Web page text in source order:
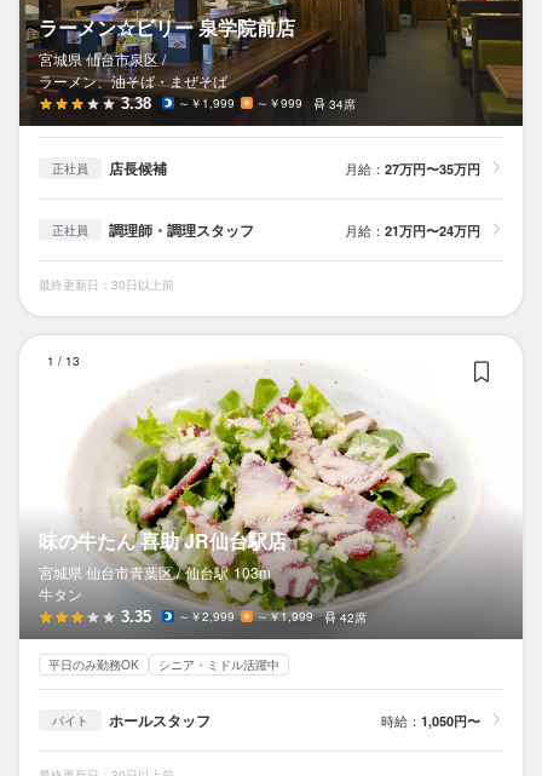
ラーメン☆ビリー 泉学院前店
宮城県 仙台市泉区 /
ラーメン、油そば・まぜそば
3.38 ～￥1,999 ～￥999 34席
正社員 店長候補 月給： 27万円〜35万円
正社員 調理師・調理スタッフ 月給： 21万円〜24万円
最終更新日：30日以上前
1 / 13
味の牛たん 喜助 JR仙台駅店
宮城県 仙台市青葉区 / 仙台駅 103m
牛タン
3.35 ～￥2,999 ～￥1,999 42席
平日のみ勤務OK シニア・ミドル活躍中
バイト ホールスタッフ 時給： 1,050円〜